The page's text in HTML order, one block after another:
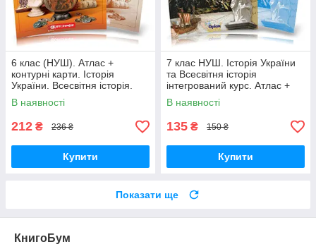
6 клас (НУШ). Атлас +
контурні карти. Історія
України. Всесвітня історія.
Інтегрований курс,
Картографія
В наявності
212 ₴ 236 ₴
Купити
7 клас НУШ. Історія України
та Всесвітня історія
інтегрований курс. Атлас +
Контурні карти (Щупак І.Я.),
Оріон
В наявності
135 ₴ 150 ₴
Купити
Показати ще
КнигоБум